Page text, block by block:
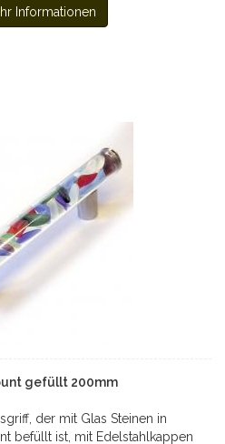
Informationen
gefüllt 200mm
der mit Glas Steinen in
befüllt ist, mit Edelstahlkappen